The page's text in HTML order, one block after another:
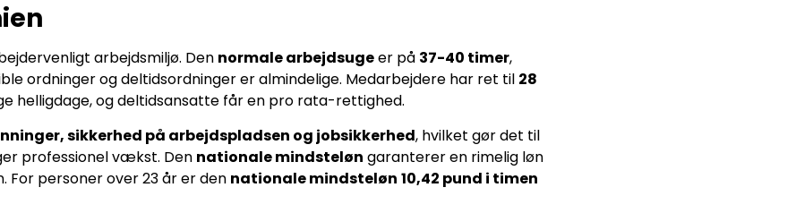
arbejdsmiljø. Den normale arbejdsugeer på 37-40 timer,
ordninger og deltidsordninger er almindelige. Medarbejdere har ret til 28
helligdage, og deltidsansatte får en pro rata-rettighed.
sikkerhed på arbejdspladsen og jobsikkerhed, hvilket gør det til
professionel vækst. Den nationale mindsteløn garanterer en rimelig løn
personer over 23 år er den nationale mindsteløn 10,42 pund i timen